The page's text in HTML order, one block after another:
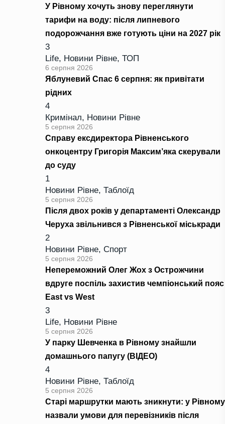
У Рівному хочуть знову переглянути
тарифи на воду: після липневого
подорожчання вже готують ціни на 2027 рік
3
Life, Новини Рівне, ТОП
6 серпня 2026
Яблуневий Спас 6 серпня: як привітати
рідних
4
Кримінал, Новини Рівне
5 серпня 2026
Справу ексдиректора Рівненського
онкоцентру Григорія Максим’яка скерували
до суду
1
Новини Рівне, Таблоїд
5 серпня 2026
Після двох років у департаменті Олександр
Черуха звільнився з Рівненської міськради
2
Новини Рівне, Спорт
5 серпня 2026
Непереможний Олег Жох з Острожчини
вдруге поспіль захистив чемпіонський пояс
East vs West
3
Life, Новини Рівне
5 серпня 2026
У парку Шевченка в Рівному знайшли
домашнього папугу (ВІДЕО)
4
Новини Рівне, Таблоїд
5 серпня 2026
Старі маршрутки мають зникнути: у Рівному
назвали умови для перевізників після